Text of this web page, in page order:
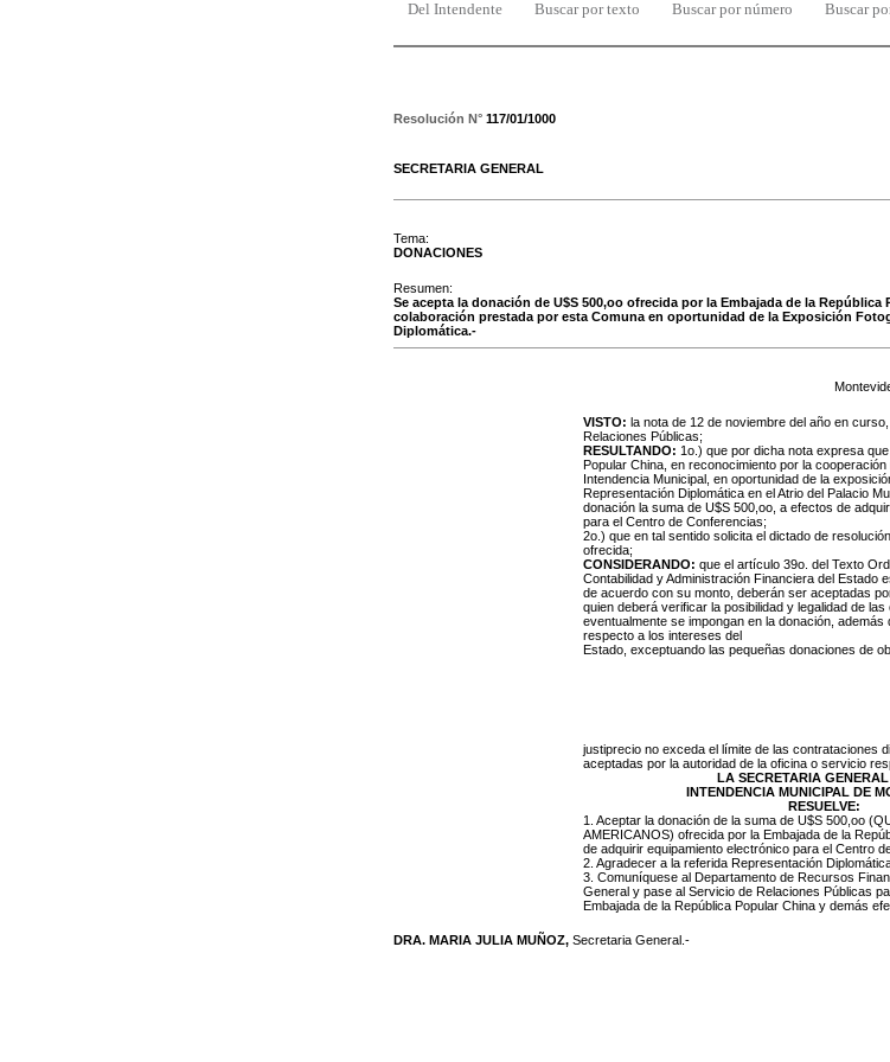
Del Intendente Buscar por texto Buscar por número Buscar
Resolución N° 117/01/1000
SECRETARIA GENERAL
Tema:
DONACIONES
Resumen:
Se acepta la donación de U$S 500,oo ofrecida por la Embajada de la
colaboración prestada por esta Comuna en oportunidad de la Exposición
Diplomática.-
VISTO: la nota de 12 de noviembre del año en
Relaciones Públicas;
RESULTANDO: 1o.) que por dicha nota expresa
Popular China, en reconocimiento por la
Intendencia Municipal, en oportunidad de la
Representación Diplomática en el Atrio del Palacio
donación la suma de U$S 500,oo, a efectos de
para el Centro de Conferencias;
2o.) que en tal sentido solicita el dictado de
ofrecida;
CONSIDERANDO: que el artículo 39o. del Texto
Contabilidad y Administración Financiera del Estado
de acuerdo con su monto, deberán ser aceptadas
quien deberá verificar la posibilidad y legalidad de
eventualmente se impongan en la donación, además
respecto a los intereses del
Estado, exceptuando las pequeñas donaciones de
justiprecio no exceda el límite de las contrataciones
aceptadas por la autoridad de la oficina o servicio
LA SECRETARIA
INTENDENCIA MUNICIPAL DE
RESUELVE:
1. Aceptar la donación de la suma de U$S 500,oo
AMERICANOS) ofrecida por la Embajada de la
de adquirir equipamiento electrónico para el Centro
2. Agradecer a la referida Representación
3. Comuníquese al Departamento de Recursos
General y pase al Servicio de Relaciones Públicas
Embajada de la República Popular China y demás
DRA. MARIA JULIA MUÑOZ, Secretaria General.-